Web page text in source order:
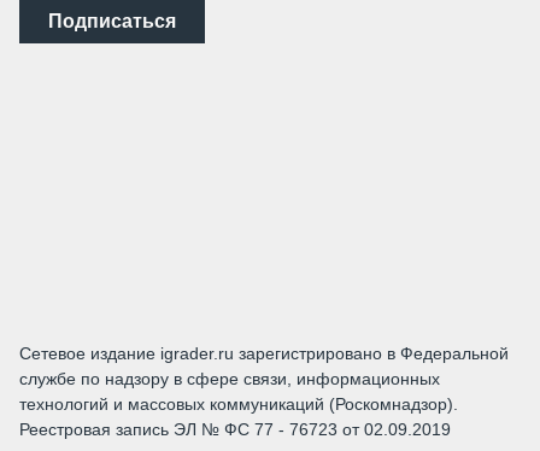
Подписаться
Сетевое издание igrader.ru зарегистрировано в Федеральной
службе по надзору в сфере связи, информационных
технологий и массовых коммуникаций (Роскомнадзор).
Реестровая запись ЭЛ № ФС 77 - 76723 от 02.09.2019